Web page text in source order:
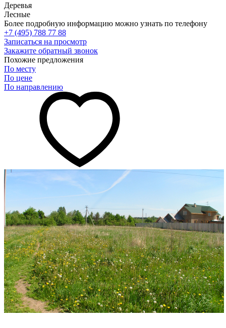
Деревья
Лесные
Более подробную информацию можно узнать по телефону
+7 (495) 788 77 88
Записаться на просмотр
Закажите обратный звонок
Похожие предложения
По месту
По цене
По направлению